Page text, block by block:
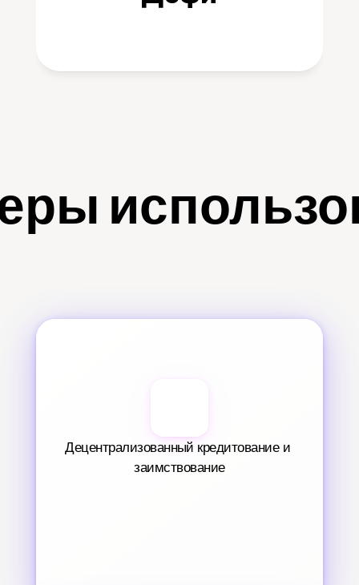
Децентрализованный кредитование и
заимствование